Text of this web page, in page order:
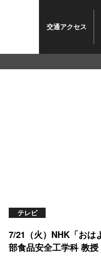
交通アクセス
テレビ
7/21（火）NHK「おは
部食品安全工学科 教